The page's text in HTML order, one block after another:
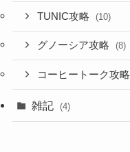
TUNIC攻略 (10)
グノーシア攻略 (8)
コーヒートーク攻略
雑記 (4)